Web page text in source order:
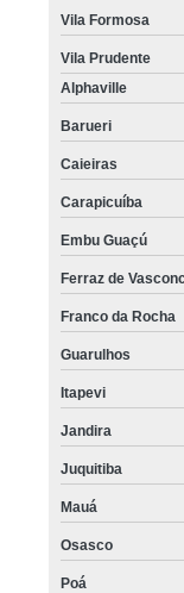
Vila Formosa
Vila Prudente
Alphaville
Barueri
Caieiras
Carapicuíba
Embu Guaçú
Ferraz de
Franco da Rocha
Guarulhos
Itapevi
Jandira
Juquitiba
Mauá
Osasco
Poá